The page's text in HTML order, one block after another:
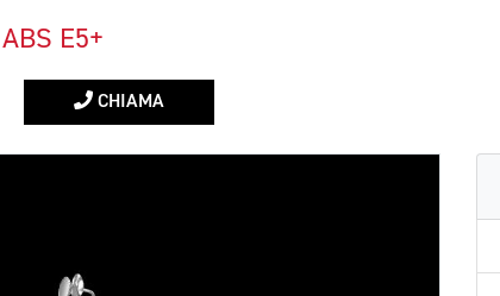
ABS E5+
CHIAMA